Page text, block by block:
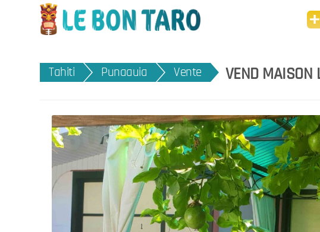
Tahiti Punaauia Vente VEND MAISON